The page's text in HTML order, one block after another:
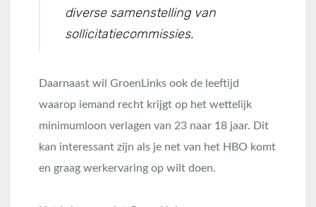
diverse samenstelling van
sollicitatiecommissies.
Daarnaast wil GroenLinks ook de leeftijd
waarop iemand recht krijgt op het wettelijk
minimumloon verlagen van 23 naar 18 jaar. Dit
kan interessant zijn als je net van het HBO komt
en graag werkervaring op wilt doen.